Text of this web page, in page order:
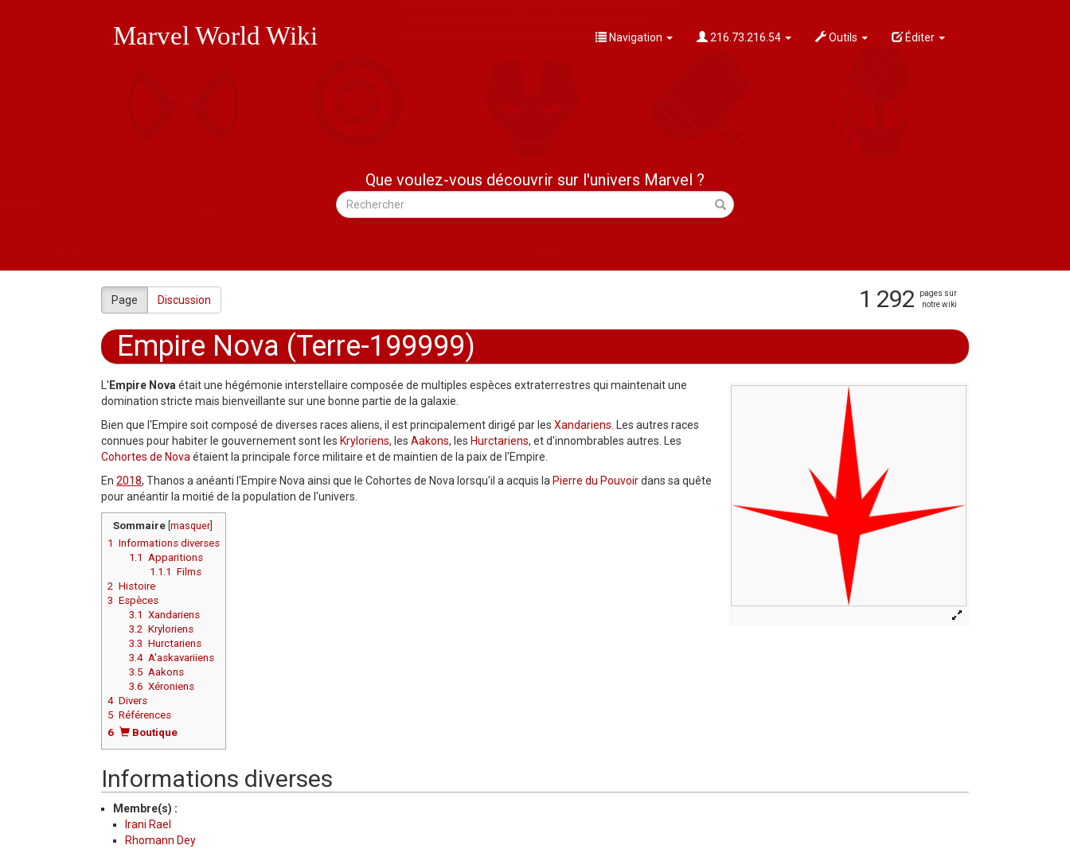
Marvel World Wiki Navigation 216.73.216.54 Outils Éditer
Que voulez-vous découvrir sur l'univers Marvel ?
Page Discussion 1 292
pages sur
notre wiki
Empire Nova (Terre-199999)
L' Empire Novaétait une hégémonie interstellaire composée de multiples espèces extraterrestres qui maintenait une
domination stricte mais bienveillante sur une bonne partie de la galaxie.
Bien que l'Empire soit composé de diverses races aliens, il est principalement dirigé par les Xandariens. Les autres races
connues pour habiter le gouvernement sont les Kryloriens, les Aakons, les Hurctariens, et d'innombrables autres. Les
Cohortes de Novaétaient la principale force militaire et de maintien de la paix de l'Empire.
En 2018, Thanos a anéanti l'Empire Nova ainsi que le Cohortes de Nova lorsqu'il a acquis la Pierre du Pouvoirdans sa quête
pour anéantir la moitié de la population de l'univers.
Sommaire[ masquer]
1 Informations diverses
1.1 Apparitions
1.1.1
Films
2 Histoire
3 Espèces
3.1 Xandariens
3.2 Kryloriens
3.3 Hurctariens
3.4 A'askavariiens
3.5 Aakons
3.6 Xéroniens
4 Divers
5 Références
6
Boutique
Informations diverses
Membre(s) :
Irani Rael
Rhomann Dey